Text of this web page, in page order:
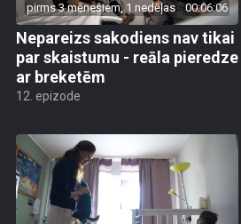
pirms 3 mēnešiem, 1 nedēļas 00:06:06
Nepareizs sakodiens nav tikai
par skaistumu - reāla pieredze
ar breketēm
12. epizode